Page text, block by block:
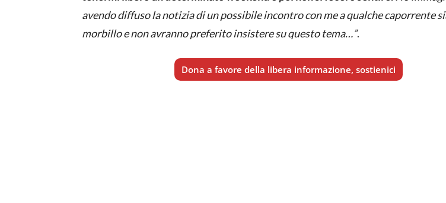
avendo diffuso la notizia di un possibile incontro con me a qualche caporrente
morbillo e non avranno preferito insistere su questo tema…”.
Dona a favore della libera informazione, sostienici